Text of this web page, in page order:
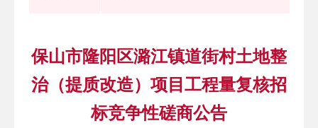
保山市隆阳区潞江镇道街村土地整
治（提质改造）项目工程量复核招
标竞争性磋商公告